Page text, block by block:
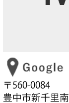
〒560-0084
豊中市新千里